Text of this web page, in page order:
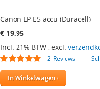
Canon LP-E5 accu (Duracell)
€ 19,95
Incl. 21% BTW , excl.
Waardering:
2 Reviews
In Winkelwagen